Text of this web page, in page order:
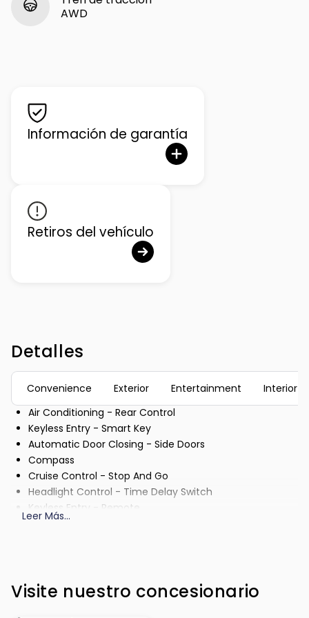
AWD
Información de garantía
Retiros del vehículo
Detalles
Convenience Exterior Entertainment
Interior
Air Conditioning - Rear Control
Keyless Entry - Smart Key
Automatic Door Closing - Side Doors
Compass
Cruise Control - Stop And Go
Headlight Control - Time Delay Switch
Keyless Entry - Remote
Air Conditioning - Multi Zone
Control
Leer Más...
Visite nuestro concesionario